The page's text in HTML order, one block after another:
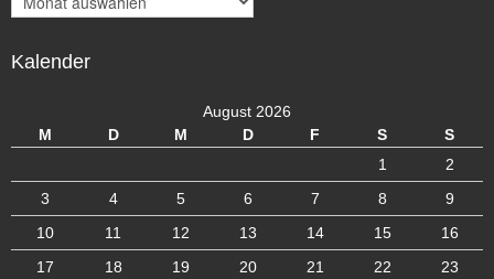
r
h
Kalender
August 2026
M
D M D F S
S
1
2
3
4 5 6 7 8
9
10
11 12 13 14 15
16
17
18 19 20 21 22 23